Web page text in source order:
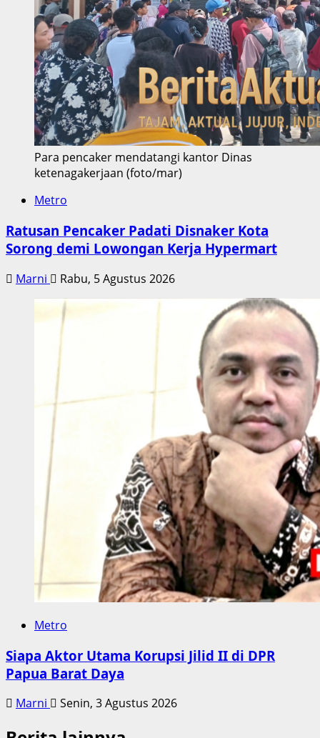
Para pencaker mendatangi kantor Dinas
ketenagakerjaan (foto/mar)
Metro
Ratusan Pencaker Padati Disnaker Kota
Sorong demi Lowongan Kerja Hypermart
Marni Rabu, 5 Agustus 2026
Metro
Siapa Aktor Utama Korupsi Jilid II di DPR
Papua Barat Daya
Marni Senin, 3 Agustus 2026